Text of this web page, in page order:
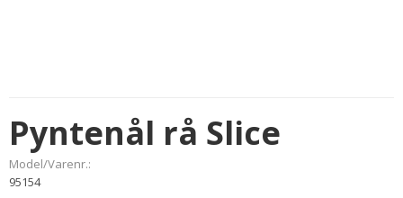
Pyntenål rå Slice
Model/Varenr.:
95154